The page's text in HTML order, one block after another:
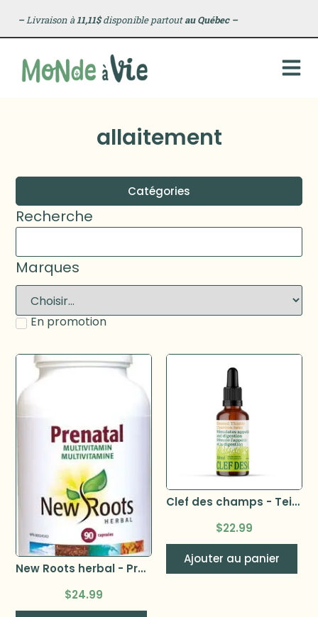
–Livraison à11,11$disponible partoutau Québec –
allaitement
Catégories
Recherche
Marques
En promotion
New Roots herbal - Prenatal 90 capsules
$24.99
Clef des champs - Teinture Chardon beni bio 50 ml
$22.99
Ajouter au panier